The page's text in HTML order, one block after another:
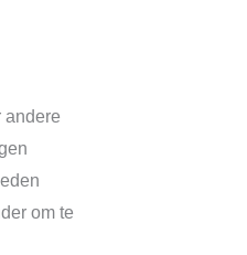
andere
om te